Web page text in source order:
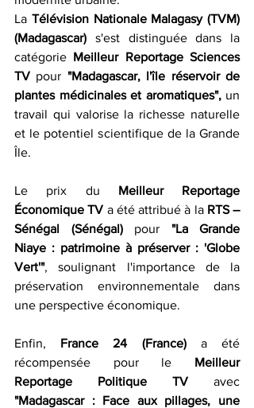
La Télévision Nationale Malagasy (TVM)
(Madagascar) s'est distinguée dans la
catégorie Meilleur Reportage Sciences
TV pour "Madagascar, l'île réservoir de
plantes médicinales et aromatiques", un
travail qui valorise la richesse naturelle
et le potentiel scientifique de la Grande
Île.
Le prix du Meilleur Reportage
Économique TV a été attribué à la RTS –
Sénégal (Sénégal) pour "La Grande
Niaye : patrimoine à préserver : 'Globe
Vert'", soulignant l'importance de la
préservation environnementale dans
une perspective économique.
Enfin, France 24 (France) a été
récompensée pour le Meilleur
Reportage Politique TV
"Madagascar : Face aux pillages, une